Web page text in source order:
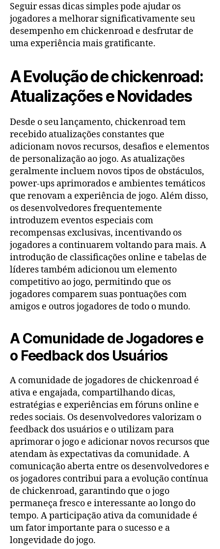
Seguir essas dicas simples pode ajudar os
jogadores a melhorar significativamente seu
desempenho em chickenroad e desfrutar de
uma experiência mais gratificante.
A Evolução de chickenroad:
Atualizações e Novidades
Desde o seu lançamento, chickenroad tem
recebido atualizações constantes que
adicionam novos recursos, desafios e elementos
de personalização ao jogo. As atualizações
geralmente incluem novos tipos de obstáculos,
power-ups aprimorados e ambientes temáticos
que renovam a experiência de jogo. Além disso,
os desenvolvedores frequentemente
introduzem eventos especiais com
recompensas exclusivas, incentivando os
jogadores a continuarem voltando para mais. A
introdução de classificações online e tabelas de
líderes também adicionou um elemento
competitivo ao jogo, permitindo que os
jogadores comparem suas pontuações com
amigos e outros jogadores de todo o mundo.
A Comunidade de Jogadores e
o Feedback dos Usuários
A comunidade de jogadores de chickenroad é
ativa e engajada, compartilhando dicas,
estratégias e experiências em fóruns online e
redes sociais. Os desenvolvedores valorizam o
feedback dos usuários e o utilizam para
aprimorar o jogo e adicionar novos recursos que
atendam às expectativas da comunidade. A
comunicação aberta entre os desenvolvedores e
os jogadores contribui para a evolução contínua
de chickenroad, garantindo que o jogo
permaneça fresco e interessante ao longo do
tempo. A participação ativa da comunidade é
um fator importante para o sucesso e a
longevidade do jogo.